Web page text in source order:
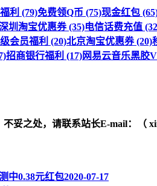
利 (79)免费领Q币 (75)现金红包
圳淘宝优惠券 (35)电信话费充值
会员福利 (20)北京淘宝优惠券 (20)
招商银行福利 (17)网易云音乐黑胶
不妥之处，请联系站长E-mail：（
中0.38元红包2020-07-17